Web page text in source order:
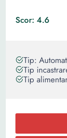
Scor: 4.6
Tip: Automat
Tip
Tip